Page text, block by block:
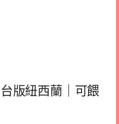
版紐西蘭｜可餵